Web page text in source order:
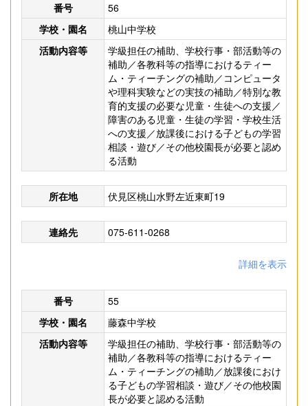
番号
56
学校・園名
桃山中学校
活動内容等
学級担任の補助、学校行事・部活動等の
補助／各教科等の指導におけるティー
ム・ティーチングの補助／コンピュータ
や理科実験などの実技の補助／特別な教
育的支援の必要な児童・生徒への支援／
障害のある児童・生徒の学習・学校生活
への支援／放課後における子どもの学習
相談・遊び／その他校園長が必要と認め
る活動
所在地 伏見区桃山水野左近東町19
連絡先 075-611-0268
詳細を表示
番号
55
学校・園名
藤森中学校
活動内容等
学級担任の補助、学校行事・部活動等の
補助／各教科等の指導におけるティー
ム・ティーチングの補助／放課後におけ
る子どもの学習相談・遊び／その他校園
長が必要と認める活動